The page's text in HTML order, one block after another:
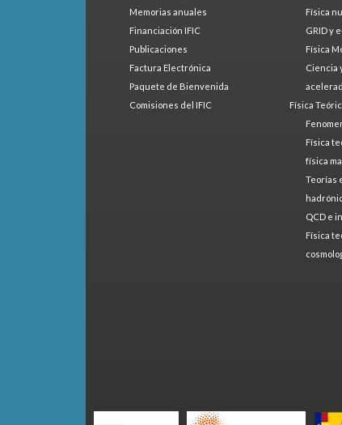
Memorias anuales
Financiación IFIC
Publicaciones
Factura Electrónica
Paquete de Bienvenida
Comisiones del IFIC
Física
GRID y
Física
Ciencia
Física
Física
física
Teorías
QCD e
Física